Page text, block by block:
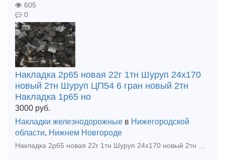
605
0
Накладка 2р65 новая 22г 1тн Шуруп 24х170
новый 2тн Шуруп ЦП54 6 гран новый 2тн
Накладка 1р65 но
3000 руб.
Накладки железнодорожные в Нижегородской
области, Нижнем Новгороде
Накладка 2р65 новая 22г 1тн Шуруп 24х170 новый 2тн Шуруп ЦП54 6 гран новый 2тн Накладка 1р65 новая 22г 2,5тн Костыль 16х16х165 новый 8тн Клеммный болт 22х75 голый новый 2,5тн Закладн